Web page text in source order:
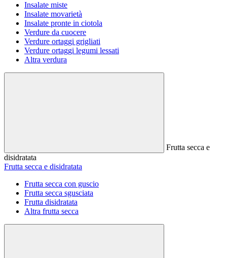
Insalate miste
Insalate movarietà
Insalate pronte in ciotola
Verdure da cuocere
Verdure ortaggi grigliati
Verdure ortaggi legumi lessati
Altra verdura
Frutta secca e
disidratata
Frutta secca e disidratata
Frutta secca con guscio
Frutta secca sgusciata
Frutta disidratata
Altra frutta secca